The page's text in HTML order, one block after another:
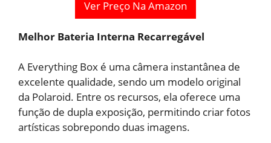
Ver Preço Na Amazon
Melhor Bateria Interna Recarregável
A Everything Box é uma câmera instantânea de
excelente qualidade, sendo um modelo original
da Polaroid. Entre os recursos, ela oferece uma
função de dupla exposição, permitindo criar fotos
artísticas sobrepondo duas imagens.